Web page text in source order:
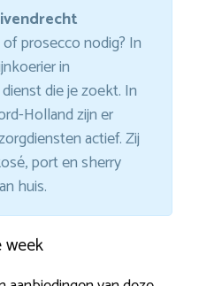
prosecco nodig? In
in
die je zoekt. In
Holland zijn er
actief. Zij
port en sherry
huis.